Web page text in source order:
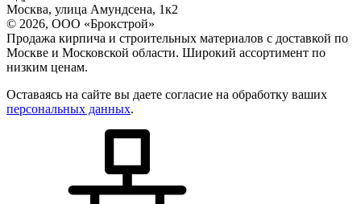
Москва, улица Амундсена, 1к2
© 2026, ООО «Брокстрой»
Продажа кирпича и строительных материалов с доставкой по
Москве и Московской области. Широкий ассортимент по
низким ценам.
Оставаясь на сайте вы даете согласие на обработку ваших
персональных данных.